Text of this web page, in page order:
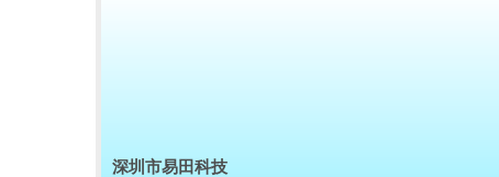
深圳市易田科技